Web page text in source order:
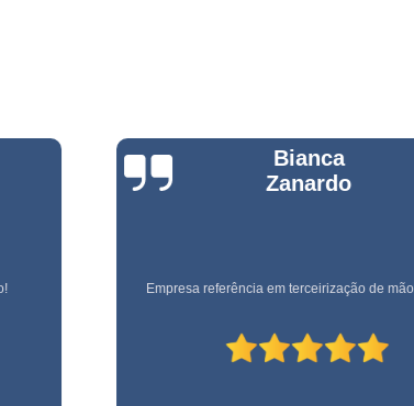
Empresa Logística e
Empresa de
Empresa
Bianca
Zanardo
Empresa referência em terceirização de mão de obra!